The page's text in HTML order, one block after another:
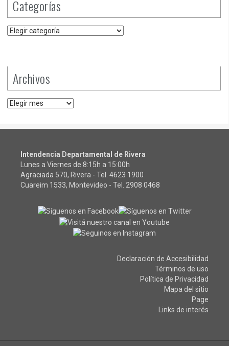
Categorías
Categorías
Archivos
Archivos
Intendencia Departamental de Rivera
Lunes a Viernes de 8:15h a 15:00h
Agraciada 570, Rivera - Tel. 4623 1900
Cuareim 1533, Montevideo - Tel. 2908 0468
Declaración de Accesibilidad
Términos de uso
Política de Privacidad
Mapa del sitio
Page
Links de interés